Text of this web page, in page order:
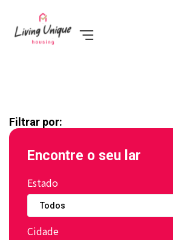
Filtrar por:
Encontre o seu lar
Estado
Cidade